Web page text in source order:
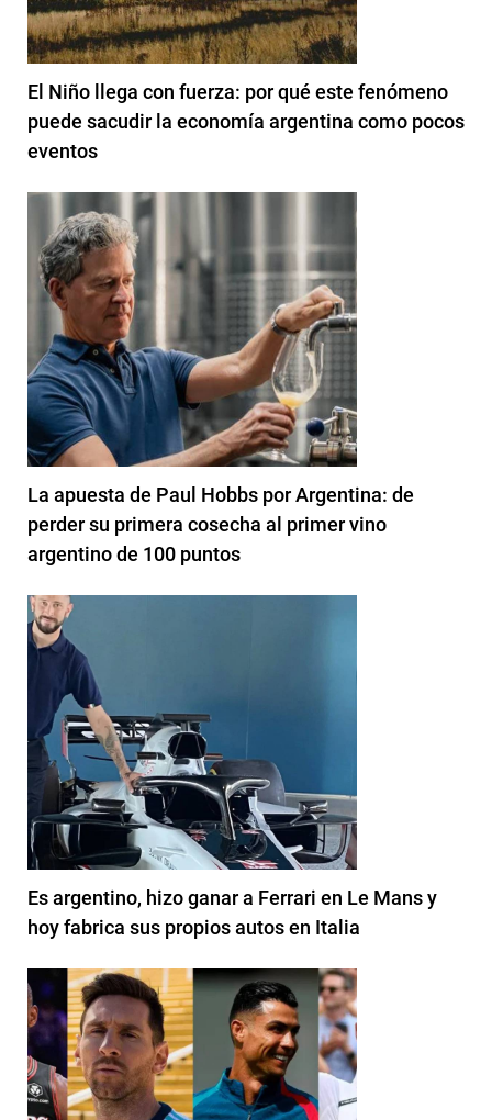
El Niño llega con fuerza: por qué este fenómeno
puede sacudir la economía argentina como pocos
eventos
La apuesta de Paul Hobbs por Argentina: de
perder su primera cosecha al primer vino
argentino de 100 puntos
Es argentino, hizo ganar a Ferrari en Le Mans y
hoy fabrica sus propios autos en Italia